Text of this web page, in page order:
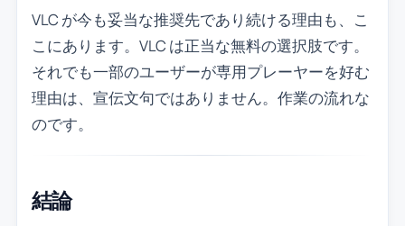
VLC が今も妥当な推奨先であり続ける理由も、こ
こにあります。VLC は正当な無料の選択肢です。
それでも一部のユーザーが専用プレーヤーを好む
理由は、宣伝文句ではありません。作業の流れな
のです。
結論